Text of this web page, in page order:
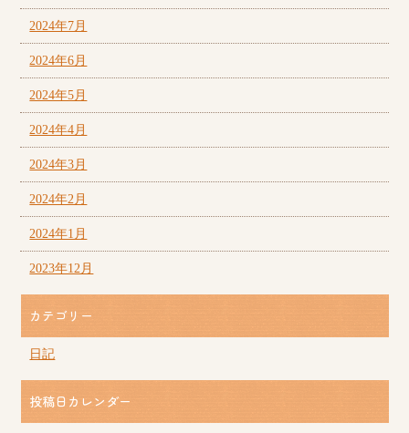
2024年7月
2024年6月
2024年5月
2024年4月
2024年3月
2024年2月
2024年1月
2023年12月
カテゴリー
日記
投稿日カレンダー